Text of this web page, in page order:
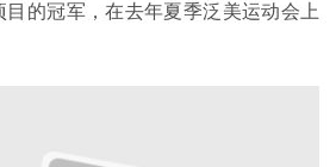
的冠军，在去年夏季泛美运动会上